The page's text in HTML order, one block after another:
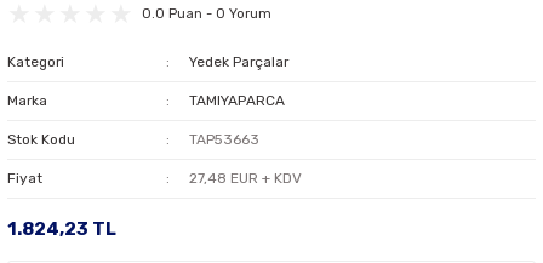
0.0 Puan - 0 Yorum
Kategori Yedek Parçalar
Marka TAMIYAPARCA
Stok Kodu TAP53663
Fiyat 27,48 EUR + KDV
1.824,23 TL